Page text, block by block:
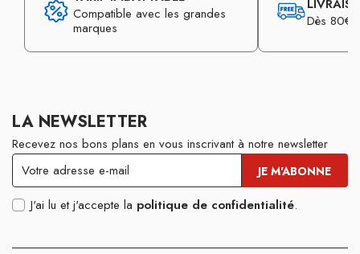
Compatible avec les grandes
marques
Dès 80€
LA NEWSLETTER
Recevez nos bons plans en vous inscrivant à notre newsletter
J'ai lu et j'accepte la politique de confidentialité.